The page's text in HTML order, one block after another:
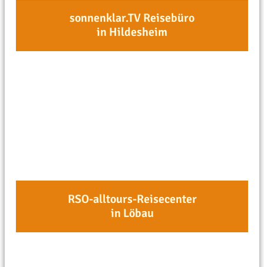
sonnenklar.TV Reisebüro
in Hildesheim
RSO-alltours-Reisecenter
in Löbau